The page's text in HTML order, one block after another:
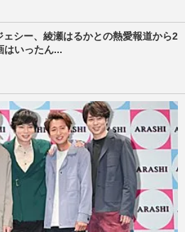
シー、綾瀬はるかとの熱愛報道から2
はいったん...